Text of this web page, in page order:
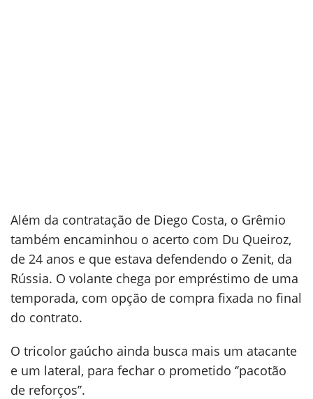
Além da contratação de Diego Costa, o Grêmio
também encaminhou o acerto com Du Queiroz,
de 24 anos e que estava defendendo o Zenit, da
Rússia. O volante chega por empréstimo de uma
temporada, com opção de compra fixada no final
do contrato.
O tricolor gaúcho ainda busca mais um atacante
e um lateral, para fechar o prometido ‘’pacotão
de reforços’’.